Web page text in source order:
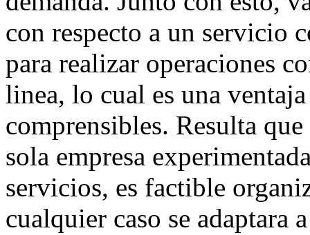
con respecto a un servicio
para realizar operaciones
linea, lo cual es una
comprensibles. Resulta
sola empresa
servicios, es factible
cualquier caso se adaptara